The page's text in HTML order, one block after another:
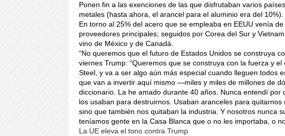
Ponen fin a las exenciones de las que disfrutaban varios
metales (hasta ahora, el arancel para el aluminio era del 10%).
En torno al 25% del acero que se empleaba en EEUU venía
proveedores principales; seguidos por Corea del Sur y
vino de México y de Canadá.
“No queremos que el futuro de Estados Unidos se construya
viernes Trump: “Queremos que se construya con la fuerza y
Steel, y va a ser algo aún más especial cuando lleguen todos
que van a invertir aquí mismo —miles y miles de millones de
diccionario. La he amado durante 40 años. Nunca entendí
los usaban para destruirnos. Usaban aranceles para
sino que también nos quitaban la industria. Y nosotros nunca
teníamos gente en la Casa Blanca que o no les importaba, o
La UE eleva el tono contra Trump